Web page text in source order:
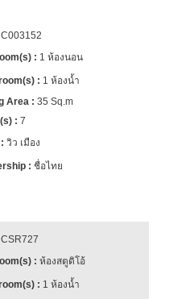
C003152
1 ห้องนอน
1 ห้องน้ำ
35 Sq.m
7
วิว เมือง
ชื่อไทย
CSR727
ห้องสตูดิโอ้
1 ห้องน้ำ